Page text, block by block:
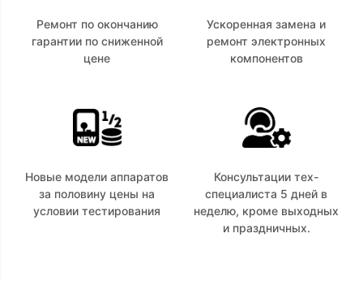
Ремонт по окончанию
гарантии по сниженной
цене
Ускоренная замена и
ремонт электронных
компонентов
Новые модели аппаратов
за половину цены на
условии тестирования
Консультации тех-
специалиста 5 дней в
неделю, кроме выходных
и праздничных.